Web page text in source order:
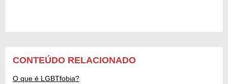
CONTEÚDO RELACIONADO
O que é LGBTfobia?